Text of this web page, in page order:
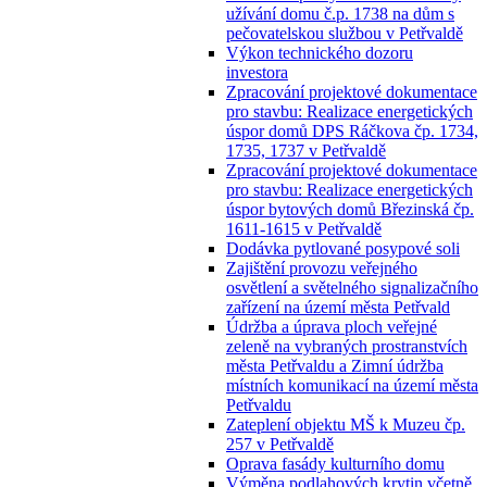
užívání domu č.p. 1738 na dům s
pečovatelskou službou v Petřvaldě
Výkon technického dozoru
investora
Zpracování projektové dokumentace
pro stavbu: Realizace energetických
úspor domů DPS Ráčkova čp. 1734,
1735, 1737 v Petřvaldě
Zpracování projektové dokumentace
pro stavbu: Realizace energetických
úspor bytových domů Březinská čp.
1611-1615 v Petřvaldě
Dodávka pytlované posypové soli
Zajištění provozu veřejného
osvětlení a světelného signalizačního
zařízení na území města Petřvald
Údržba a úprava ploch veřejné
zeleně na vybraných prostranstvích
města Petřvaldu a Zimní údržba
místních komunikací na území města
Petřvaldu
Zateplení objektu MŠ k Muzeu čp.
257 v Petřvaldě
Oprava fasády kulturního domu
Výměna podlahových krytin včetně